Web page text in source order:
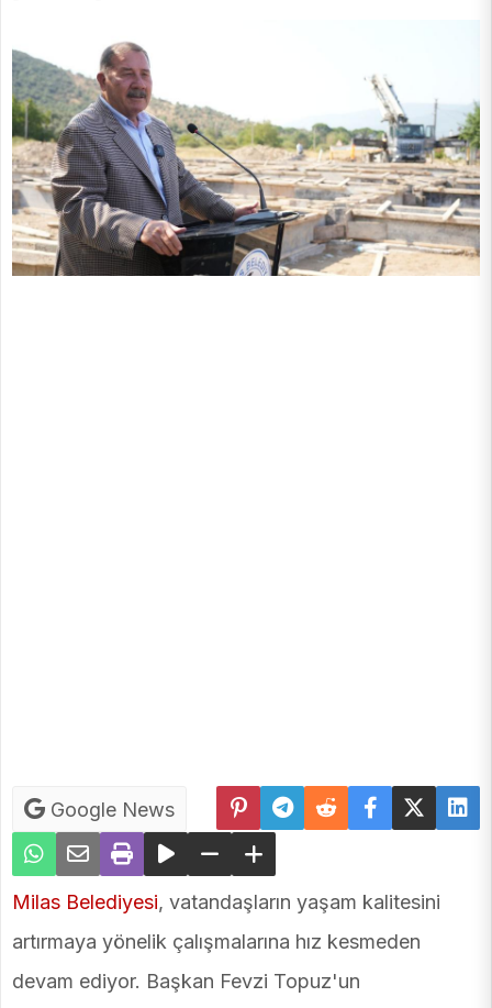
Google News
Milas Belediyesi, vatandaşların yaşam kalitesini
artırmaya yönelik çalışmalarına hız kesmeden
devam ediyor. Başkan Fevzi Topuz'un